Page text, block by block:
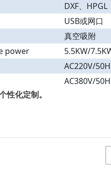
DXF、HPGL
USB或网口
真空吸附
power
5.5KW/
AC220V/
AC380V/
化定制。